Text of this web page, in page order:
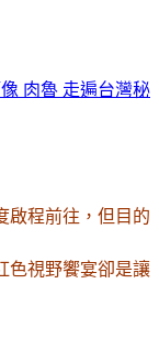
肉魯 走遍台灣秘
啟程前往，但目的
色視野饗宴卻是讓